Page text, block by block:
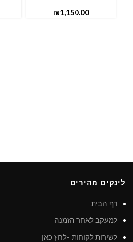
₪
לינקים מהירים
דף הבית
למעקב לאחר הזמנה
לשירות לקוחות -לחץ כאן